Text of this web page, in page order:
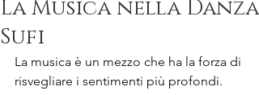
La Musica nella Danza
Sufi
La musica è un mezzo che ha la forza di
risvegliare i sentimenti più profondi.